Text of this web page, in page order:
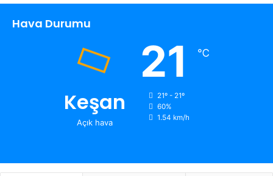
Hava Durumu
Keşan
Açık hava
21 ℃
21º - 21º
60%
1.54 km/h